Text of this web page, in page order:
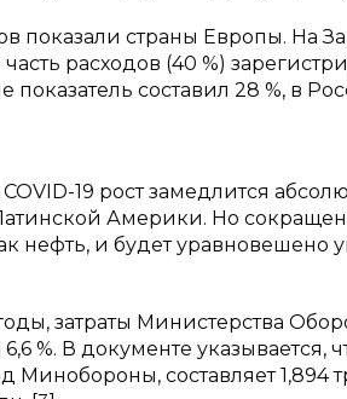
показали страны Европы. На
расходов (40 %)
составил 28 %, в
19 рост замедлится
Америки. Но
нефть, и будет уравновешено
затраты Министерства
%. В документе указывается,
составляет 1,894